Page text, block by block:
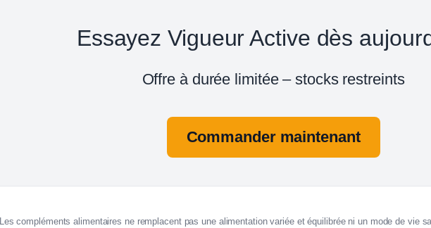
Essayez Vigueur Active dès
Offre à durée limitée – stocks restreints
Commander maintenant
Les compléments alimentaires ne remplacent pas une alimentation variée et équilibrée ni un mode de vie